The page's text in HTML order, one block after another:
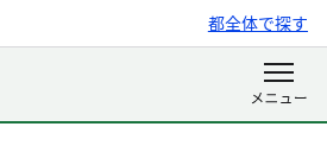
都全体で探す